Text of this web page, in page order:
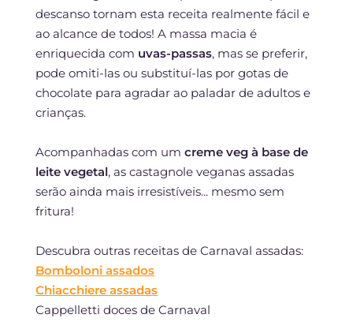
descanso tornam esta receita realmente fácil e
ao alcance de todos! A massa macia é
enriquecida com uvas-passas, mas se preferir,
pode omiti-las ou substituí-las por gotas de
chocolate para agradar ao paladar de adultos e
crianças.
Acompanhadas com um creme veg à base de
leite vegetal, as castagnole veganas assadas
serão ainda mais irresistíveis... mesmo sem
fritura!
Descubra outras receitas de Carnaval assadas:
Bomboloni assados
Chiacchiere assadas
Cappelletti doces de Carnaval